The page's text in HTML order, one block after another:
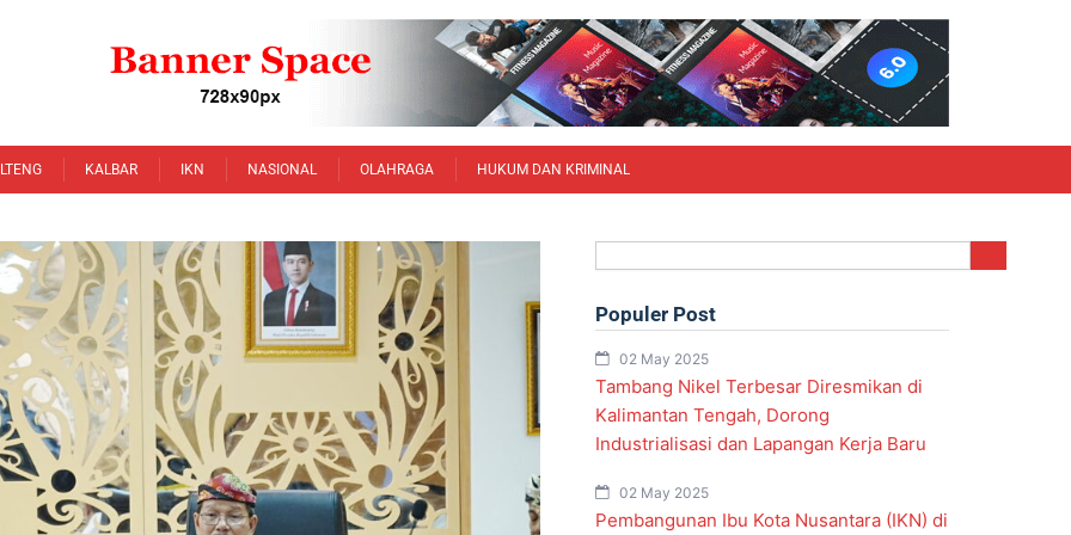
KALBAR IKN NASIONAL OLAHRAGA HUKUM DAN KRIMINAL
Populer Post
02 May 2025
Tambang Nikel Terbesar Diresmikan di
Kalimantan Tengah, Dorong
Industrialisasi dan Lapangan Kerja Baru
02 May 2025
Pembangunan Ibu Kota Nusantara (IKN) di